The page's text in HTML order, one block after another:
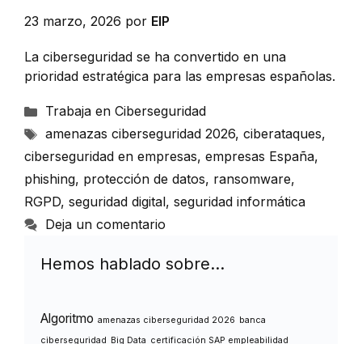
23 marzo, 2026 por EIP
La ciberseguridad se ha convertido en una
prioridad estratégica para las empresas españolas.
Categorías
Trabaja en Ciberseguridad
Etiquetas
amenazas ciberseguridad 2026, ciberataques,
ciberseguridad en empresas, empresas España,
phishing, protección de datos, ransomware,
RGPD, seguridad digital, seguridad informática
Deja un comentario
Hemos hablado sobre…
Algoritmo amenazas ciberseguridad 2026
banca
ciberseguridad
Big Data certificación SAP empleabilidad